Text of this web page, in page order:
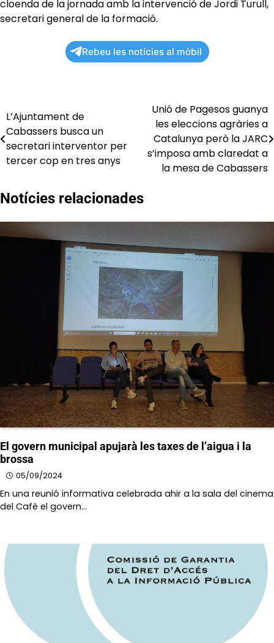
cloenda de la jornada amb la intervenció de Jordi Turull,
secretari general de la formació.
Rebeu les notícies al mòbil
Navegació
d'entrades
L’Ajuntament de
Cabassers busca un
secretari interventor per
tercer cop en tres anys
Unió de Pagesos guanya
les eleccions agràries a
Catalunya però la JARC
s’imposa amb claredat a
la mesa de Cabassers
Notícies relacionades
El govern municipal apujarà les taxes de l’aigua i la
brossa
05/09/2024
En una reunió informativa celebrada ahir a la sala del cinema
del Cafè el govern…